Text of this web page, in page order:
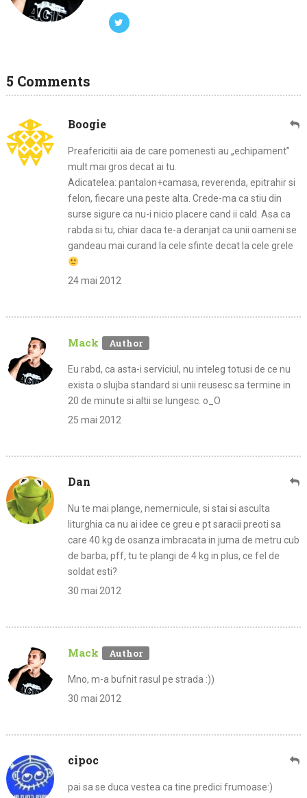
5 Comments
Boogie
Preafericitii aia de care pomenesti au „echipament”
mult mai gros decat ai tu.
Adicatelea: pantalon+camasa, reverenda, epitrahir si
felon, fiecare una peste alta. Crede-ma ca stiu din
surse sigure ca nu-i nicio placere cand ii cald. Asa ca
rabda si tu, chiar daca te-a deranjat ca unii oameni se
gandeau mai curand la cele sfinte decat la cele grele
24 mai 2012
Mack
Eu rabd, ca asta-i serviciul, nu inteleg totusi de ce nu
exista o slujba standard si unii reusesc sa termine in
20 de minute si altii se lungesc. o_O
25 mai 2012
Dan
Nu te mai plange, nemernicule, si stai si asculta
liturghia ca nu ai idee ce greu e pt saracii preoti sa
care 40 kg de osanza imbracata in juma de metru cub
de barba; pff, tu te plangi de 4 kg in plus, ce fel de
soldat esti?
30 mai 2012
Mack
Mno, m-a bufnit rasul pe strada :))
30 mai 2012
cipoc
pai sa se duca vestea ca tine predici frumoase:)